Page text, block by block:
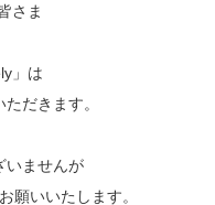
さま
」は
だきます。
いませんが
願いいたします。